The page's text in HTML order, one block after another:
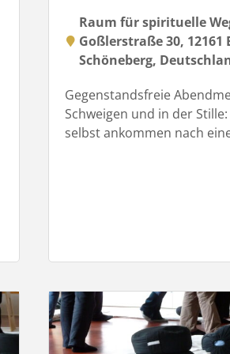
Raum für spirituelle
Goßlerstraße 30, 12161
Schöneberg,
Gegenstandsfreie
Schweigen und in der
selbst ankommen nach
Favorit